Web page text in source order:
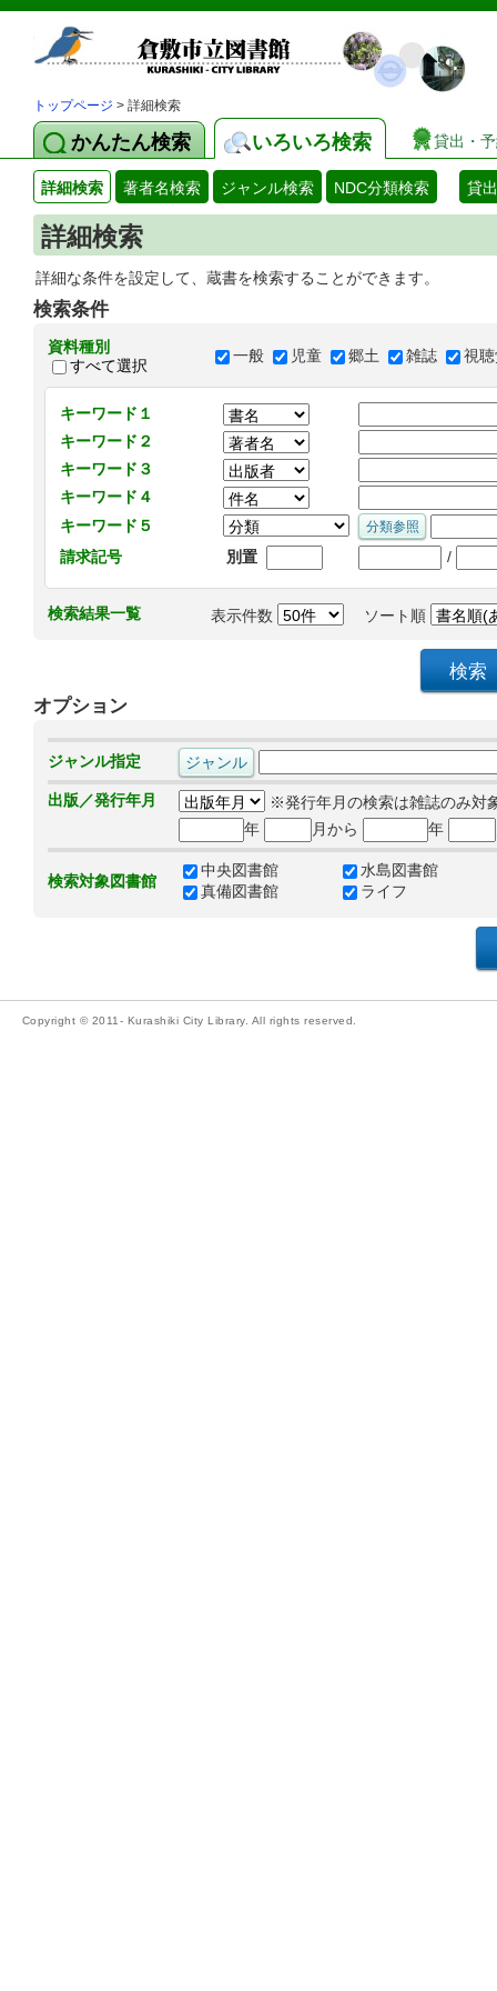
トップページ > 詳細検索
かんたん検索 いろいろ検索 貸出・
詳細検索 著者名検索 ジャンル検索 NDC分類検索 貸
詳細検索
詳細な条件を設定して、蔵書を検索することができます。
検索条件
資料種別
すべて選択
一般 児童 郷土 雑誌 視
キーワード１
キーワード２
キーワード３
キーワード４
キーワード５
請求記号
別置 /
検索結果一覧 表示件数 ソート順
オプション
ジャンル指定
出版／発行年月
※発行年月の検索は雑誌のみ対
年
月から 年
検索対象図書館
中央図書館
水島図書館
真備図書館
ライフ
Copyright © 2011- Kurashiki City Library. All rights reserved.